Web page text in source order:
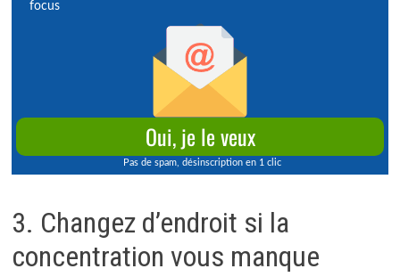
3. Changez d’endroit si la
concentration vous manque